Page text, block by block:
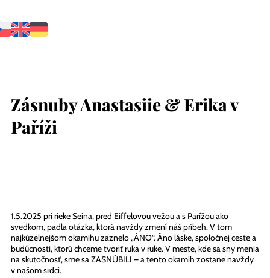
Zásnuby Anastasiie & Erika v
Paříži
1.5.2025 pri rieke Seina, pred Eiffelovou vežou a s Parížou ako
svedkom, padla otázka, ktorá navždy zmení náš príbeh. V tom
najkúzelnejšom okamihu zaznelo „ÁNO“. Áno láske, spoločnej ceste a
budúcnosti, ktorú chceme tvoriť ruka v ruke. V meste, kde sa sny menia
na skutočnosť, sme sa ZASNÚBILI – a tento okamih zostane navždy
v našom srdci.